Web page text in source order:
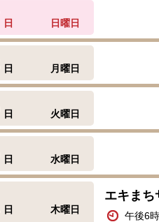
日 日曜日
日 月曜日
日 火曜日
日 水曜日
日 木曜日
エキま
午後6